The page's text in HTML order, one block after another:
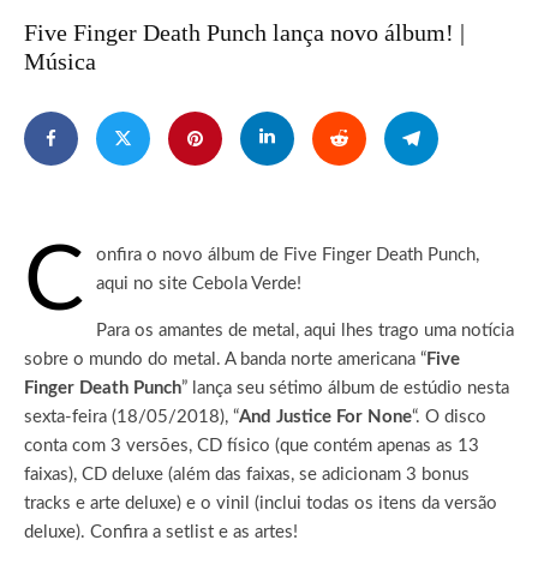
Five Finger Death Punch lança novo álbum! |
Música
C
onfira o novo álbum de Five Finger Death Punch,
aqui no site Cebola Verde!
Para os amantes de metal, aqui lhes trago uma notícia
sobre o mundo do metal. A banda norte americana “ Five
Finger Death Punch” lança seu sétimo álbum de estúdio nesta
sexta-feira (18/05/2018), “And Justice For None“. O disco
conta com 3 versões, CD físico (que contém apenas as 13
faixas), CD deluxe (além das faixas, se adicionam 3 bonus
tracks e arte deluxe) e o vinil (inclui todas os itens da versão
deluxe). Confira a setlist e as artes!